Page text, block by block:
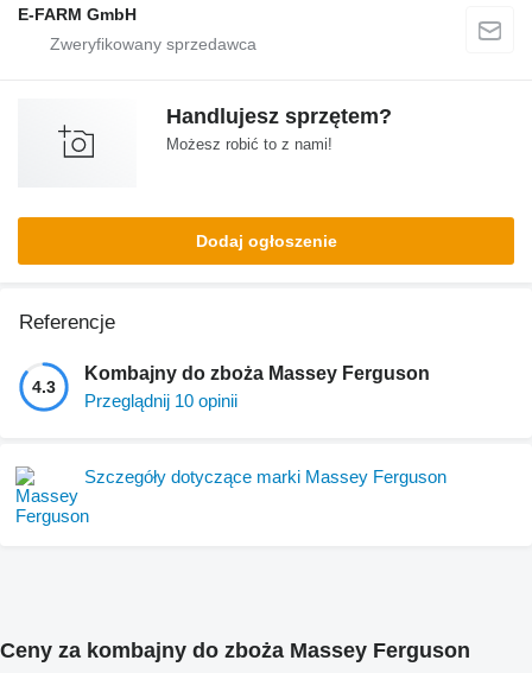
E-FARM GmbH
Handlujesz sprzętem?
Możesz robić to z nami!
Dodaj ogłoszenie
Referencje
4.3
Kombajny do zboża Massey Ferguson
Przeglądnij 10 opinii
Szczegóły dotyczące marki Massey Ferguson
Ceny za kombajny do zboża Massey Ferguson